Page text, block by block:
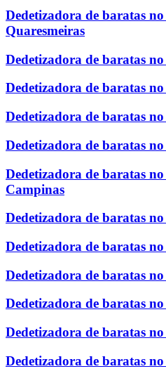
Dedetizadora de baratas
Quaresmeiras
Dedetizadora de baratas
Dedetizadora de baratas
Dedetizadora de baratas
Dedetizadora de baratas
Dedetizadora de baratas
Campinas
Dedetizadora de baratas
Dedetizadora de baratas
Dedetizadora de baratas
Dedetizadora de baratas
Dedetizadora de baratas
Dedetizadora de baratas